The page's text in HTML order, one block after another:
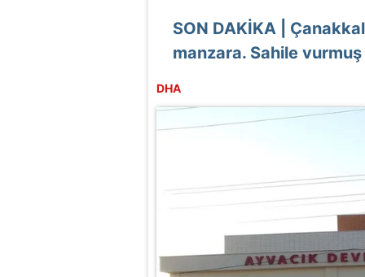
SON DAKİKA |
manzara. Sahile
DHA